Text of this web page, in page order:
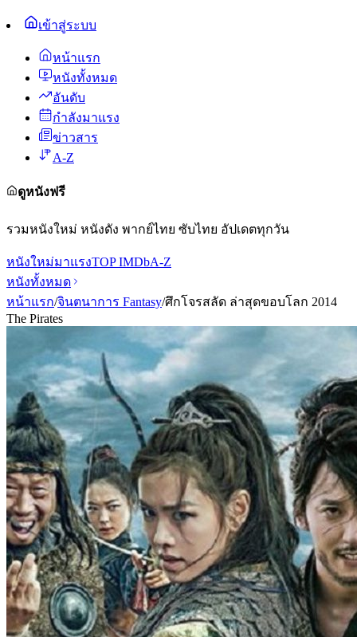
เข้าสู่ระบบ
หน้าแรก
หนังทั้งหมด
อันดับ
กำลังมาแรง
ข่าวสาร
A-Z
ดูหนังฟรี
รวมหนังใหม่ หนังดัง พากย์ไทย ซับไทย อัปเดตทุกวัน
หนังใหม่มาแรงTOP IMDbA-Z
หนังทั้งหมด
หน้าแรก/จินตนาการ Fantasy/ศึกโจรสลัด ล่าสุดขอบโลก 2014
The Pirates